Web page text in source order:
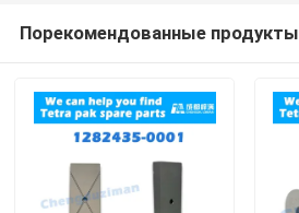
Порекомендованные продукты